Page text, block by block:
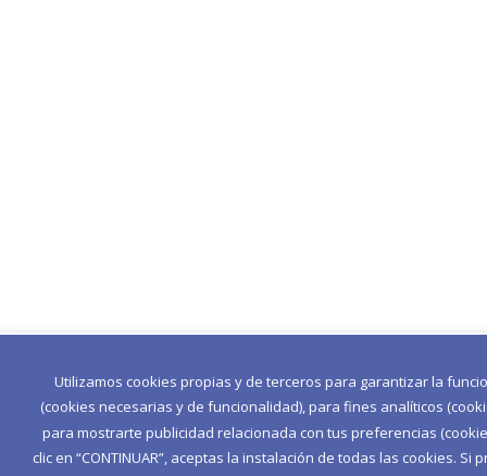
Utilizamos cookies propias y de terceros para garantizar la
(cookies necesarias y de funcionalidad), para fines analíticos
para mostrarte publicidad relacionada con tus preferencias
clic en “CONTINUAR”, aceptas la instalación de todas las cookies.